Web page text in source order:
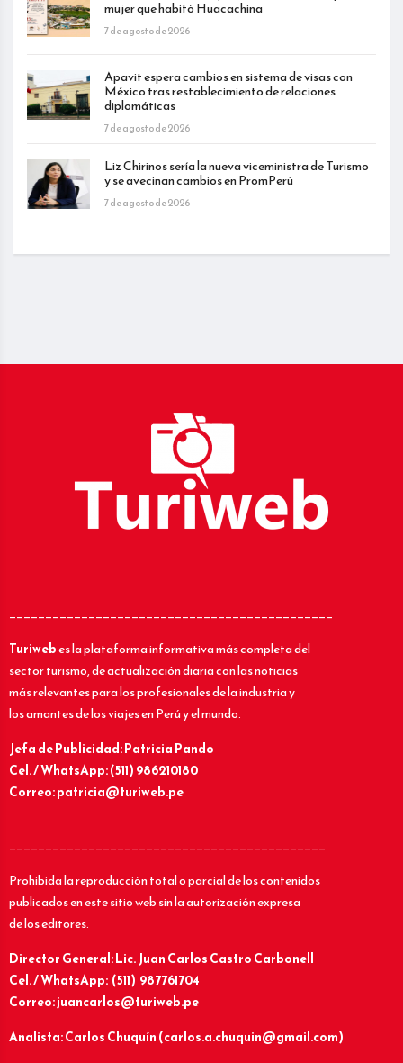
mujer que habitó Huacachina
7 de agosto de 2026
Apavit espera cambios en sistema de visas con
México tras restablecimiento de relaciones
diplomáticas
7 de agosto de 2026
Liz Chirinos sería la nueva viceministra de Turismo
y se avecinan cambios en PromPerú
7 de agosto de 2026
_____________________________________________
Turiwebes la plataforma informativa más completa del
sector turismo, de actualización diaria con las noticias
más relevantes para los profesionales de la industria y
los amantes de los viajes en Perú y el mundo.
Jefa de Publicidad: Patricia Pando
Cel. / WhatsApp: (511) 986210180
Correo: patricia@turiweb.pe
____________________________________________
Prohibida la reproducción total o parcial de los contenidos
publicados en este sitio web sin la autorización expresa
de los editores.
Director General: Lic.Juan Carlos Castro Carbonell
Cel. / WhatsApp: (511) 987761704
Correo: juancarlos@turiweb.pe
Analista: Carlos Chuquín (carlos.a.chuquin@gmail.com)